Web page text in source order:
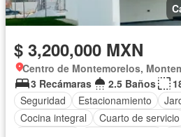
$ 3,200,000 MXN
Centro de Montemorelos,
3 Recámaras
2.5 Baños
Seguridad
Estacionamiento
Cocina integral
Cuarto de servicio